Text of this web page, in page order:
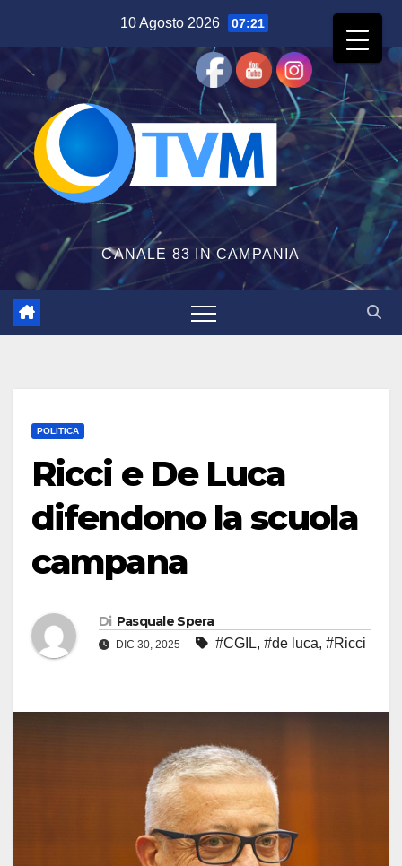
contenuto
10 Agosto 2026 07:21
CANALE 83 IN CAMPANIA
POLITICA
Ricci e De Luca
difendono la scuola
campana
Di Pasquale Spera
DIC 30, 2025 #CGIL, #de luca, #Ricci